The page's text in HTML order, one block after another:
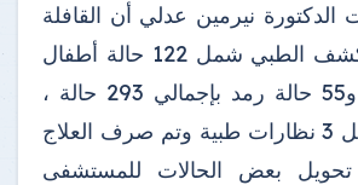
الدكتورة نيرمين عدلي أن القافلة
قامت بتوقيع الكشف الطبي شمل 122 حالة أطفال
و116 روماتيزم و55 حالة رمد بإجمالي 293 حالة ،
بالإضافة إلي عمل 3 نظارات طبية وتم صرف العلاج
تحويل بعض الحالات للمستشفى